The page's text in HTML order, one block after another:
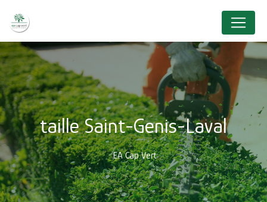
taille Saint-Genis-Laval
EA Cap Vert